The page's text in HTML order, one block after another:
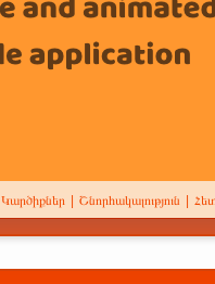
Կարծիքներ Շնորհակալություն